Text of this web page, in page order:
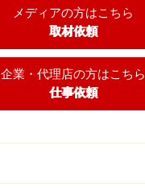
メディアの方はこちら
取材依頼
企業・代理店の方はこちら
仕事依頼